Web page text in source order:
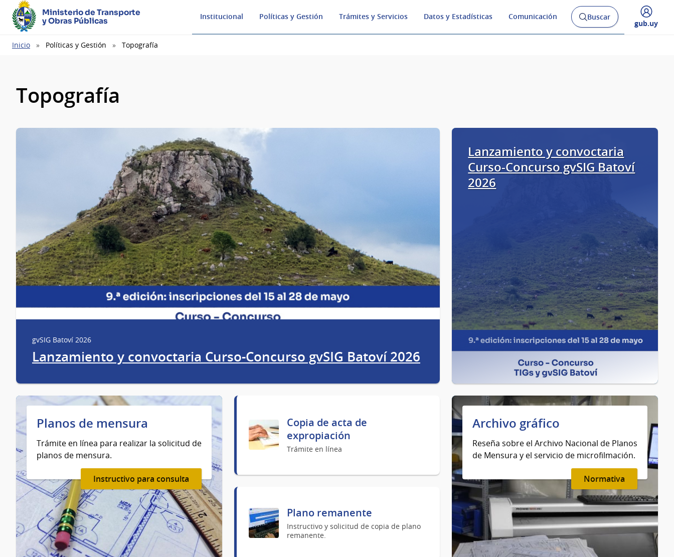
Ministerio de Transporte
y Obras Públicas
Institucional Políticas y Gestión Trámites y Servicios Datos y Estadísticas Comunicación
Abrir
buscador
Buscar
Desplegar
gub.uy
Ruta
Inicio Políticas y Gestión Topografía
Topografía
gvSIG Batoví 2026
Lanzamiento y convoctaria Curso-Concurso gvSIG Batoví 2026
Lanzamiento y convoctaria
Curso-Concurso gvSIG Batoví
2026
Planos de mensura
Trámite en línea para realizar la solicitud de
planos de mensura.
Instructivo para consulta
Copia de acta de
expropiación
Trámite en línea
Plano remanente
Instructivo y solicitud de copia de plano
remanente.
Archivo gráfico
Reseña sobre el Archivo Nacional de Planos
de Mensura y el servicio de microfilmación.
Normativa